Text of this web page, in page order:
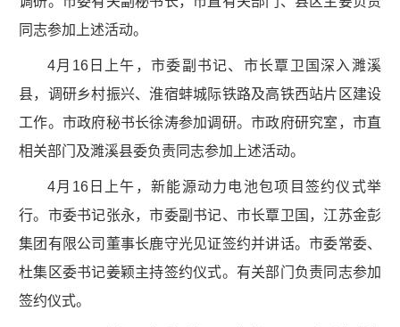
同志参加上述活动。
4月16日上午，市委副书记、市长覃卫国深入濉溪
县，调研乡村振兴、淮宿蚌城际铁路及高铁西站片区建设
工作。市政府秘书长徐涛参加调研。市政府研究室，市直
相关部门及濉溪县委负责同志参加上述活动。
4月16日上午，新能源动力电池包项目签约仪式举
行。市委书记张永，市委副书记、市长覃卫国，江苏金彭
集团有限公司董事长鹿守光见证签约并讲话。市委常委、
杜集区委书记姜颖主持签约仪式。有关部门负责同志参加
签约仪式。